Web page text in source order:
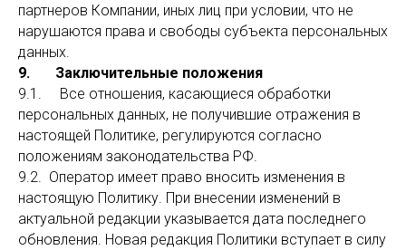
партнеров Компании, иных лиц при условии, что не
нарушаются права и свободы субъекта персональных
данных.
9. Заключительные положения
9.1. Все отношения, касающиеся обработки
персональных данных, не получившие отражения в
настоящей Политике, регулируются согласно
положениям законодательства РФ.
9.2. Оператор имеет право вносить изменения в
настоящую Политику. При внесении изменений в
актуальной редакции указывается дата последнего
обновления. Новая редакция Политики вступает в силу